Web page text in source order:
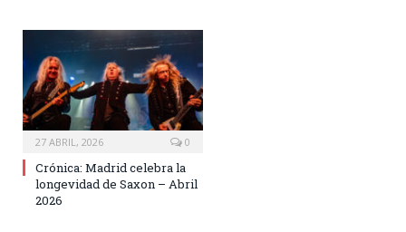
27 ABRIL, 2026 0
Crónica: Madrid celebra la
longevidad de Saxon – Abril
2026